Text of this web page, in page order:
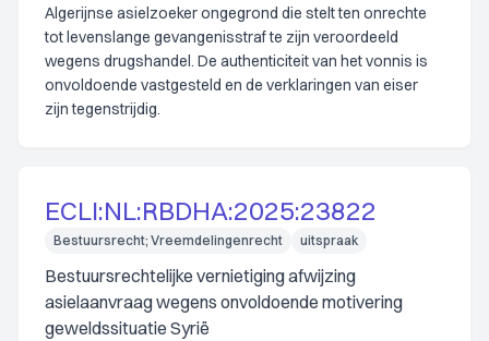
Algerijnse asielzoeker ongegrond die stelt ten onrechte
tot levenslange gevangenisstraf te zijn veroordeeld
wegens drugshandel. De authenticiteit van het vonnis is
onvoldoende vastgesteld en de verklaringen van eiser
zijn tegenstrijdig.
ECLI:NL:RBDHA:2025:23822
Bestuursrecht; Vreemdelingenrecht uitspraak
Bestuursrechtelijke vernietiging afwijzing
asielaanvraag wegens onvoldoende motivering
geweldssituatie Syrië